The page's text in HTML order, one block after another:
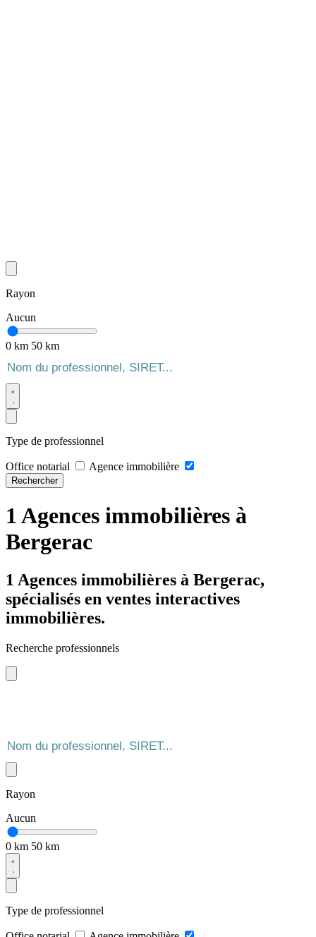
Rayon
Aucun
0 km 50 km
Type de professionnel
Office notarial Agence immobilière
Rechercher
1 Agences immobilières à
Bergerac
1 Agences immobilières à Bergerac,
spécialisés en ventes interactives
immobilières.
Recherche professionnels
Rayon
Aucun
0 km 50 km
Type de professionnel